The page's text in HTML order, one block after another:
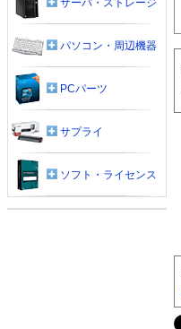
サーバ・ストレージ
パソコン・周辺機器
PCパーツ
サプライ
ソフト・ライセンス